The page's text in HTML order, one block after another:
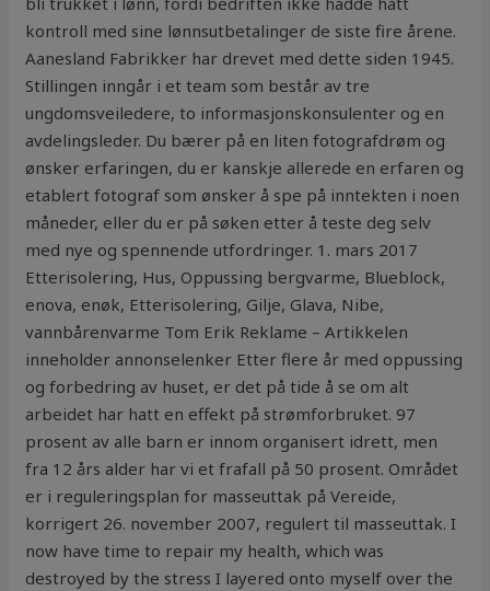
kontroll med sine lønnsutbetalinger de siste fire årene.
Aanesland Fabrikker har drevet med dette siden 1945.
Stillingen inngår i et team som består av tre
ungdomsveiledere, to informasjonskonsulenter og en
avdelingsleder. Du bærer på en liten fotografdrøm og
ønsker erfaringen, du er kanskje allerede en erfaren og
etablert fotograf som ønsker å spe på inntekten i noen
måneder, eller du er på søken etter å teste deg selv
med nye og spennende utfordringer. 1. mars 2017
Etterisolering, Hus, Oppussing bergvarme, Blueblock,
enova, enøk, Etterisolering, Gilje, Glava, Nibe,
vannbårenvarme Tom Erik Reklame – Artikkelen
inneholder annonselenker Etter flere år med oppussing
og forbedring av huset, er det på tide å se om alt
arbeidet har hatt en effekt på strømforbruket. 97
prosent av alle barn er innom organisert idrett, men
fra 12 års alder har vi et frafall på 50 prosent. Området
er i reguleringsplan for masseuttak på Vereide,
korrigert 26. november 2007, regulert til masseuttak. I
now have time to repair my health, which was
destroyed by the stress I layered onto myself over the